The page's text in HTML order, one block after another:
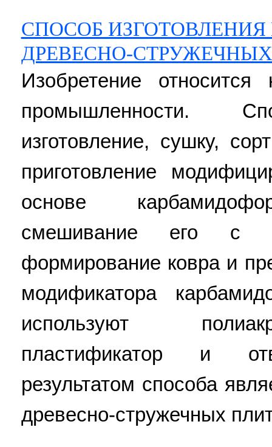
СПОСОБ
ДРЕВЕСНО-
Изобретение
промышленности.
изготовление, сушку,
приготовление
основе
смешивание его с
формирование ковра и
модификатора
используют
пластификатор и
результатом способа
древесно-стружечных